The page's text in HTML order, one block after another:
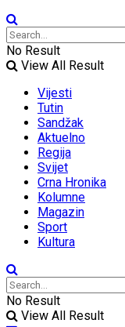
No Result
View All Result
Vijesti
Tutin
Sandžak
Aktuelno
Regija
Svijet
Crna Hronika
Kolumne
Magazin
Sport
Kultura
No Result
View All Result